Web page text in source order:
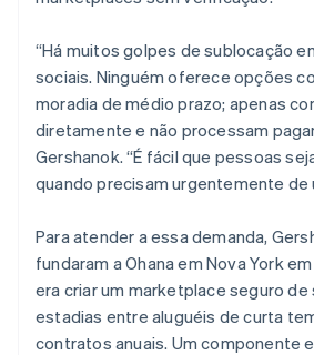
“Há muitos golpes de sublocação
sociais. Ninguém oferece opções
moradia de médio prazo; apenas
diretamente e não processam
Gershanok. “É fácil que pessoas
quando precisam urgentemente de
Para atender a essa demanda,
fundaram a Ohana em Nova York
era criar um marketplace seguro de
estadias entre aluguéis de curta
contratos anuais. Um componente